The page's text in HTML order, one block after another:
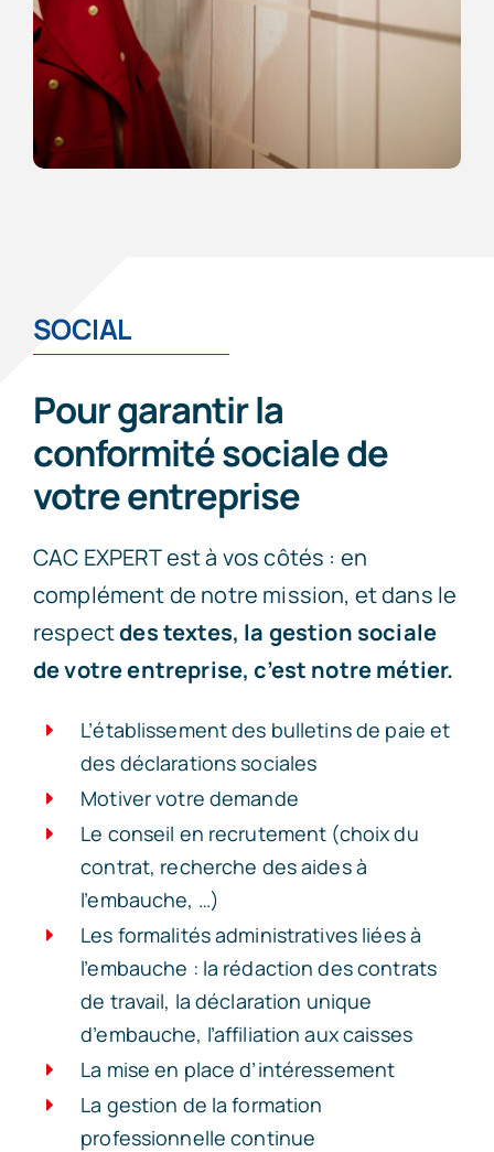
SOCIAL
Pour garantir la
conformité sociale de
votre entreprise
CAC EXPERT est à vos côtés : en
complément de notre mission, et dans le
respectdes textes, la gestion sociale
de votre entreprise, c’est notre métier.
L’établissement des bulletins de paie et
des déclarations sociales
Motiver votre demande
Le conseil en recrutement (choix du
contrat, recherche des aides à
l’embauche, …)
Les formalités administratives liées à
l’embauche : la rédaction des contrats
de travail, la déclaration unique
d’embauche, l’affiliation aux caisses
La mise en place d’intéressement
La gestion de la formation
professionnelle continue